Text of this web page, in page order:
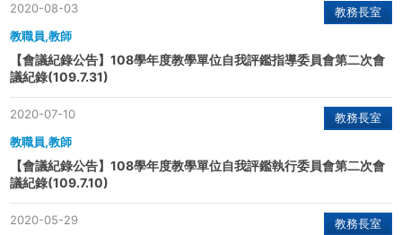
教務長室
教職員,教師
2020-08-03
【會議紀錄公告】108學年度教學單位自我評鑑指導委員會第二次會
議紀錄(109.7.31)
教務長室
教職員,教師
2020-07-10
【會議紀錄公告】108學年度教學單位自我評鑑執行委員會第二次會
議紀錄(109.7.10)
教務長室
2020-05-29